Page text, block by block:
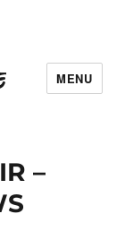
MENU
–